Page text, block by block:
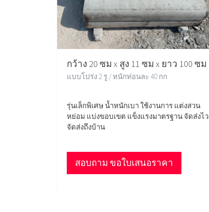
กว้าง 20 ซม x สูง 11 ซม x ยาว 100 ซม
แบบโปร่ง 2 รู / หนักท่อนละ 40 กก
รุ่นเล็กพิเศษ น้ำหนักเบา ใช้งานการ แต่งสวน
หย่อม แบ่งขอบเขต แข็งแรงมาตรฐาน จัดส่งไว
จัดส่งถึงบ้าน
สอบถาม ขอใบเสนอราคา